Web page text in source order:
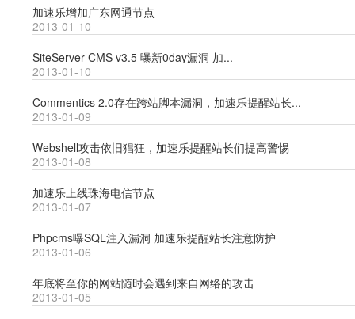
加速乐增加广东网通节点
2013-01-10
SiteServer CMS v3.5 曝新0day漏洞 加...
2013-01-10
Commentics 2.0存在跨站脚本漏洞，加速乐提醒站长...
2013-01-09
Webshell攻击依旧猖狂，加速乐提醒站长们提高警惕
2013-01-08
加速乐上线珠海电信节点
2013-01-07
Phpcms曝SQL注入漏洞 加速乐提醒站长注意防护
2013-01-06
年底将至你的网站随时会遇到来自网络的攻击
2013-01-05